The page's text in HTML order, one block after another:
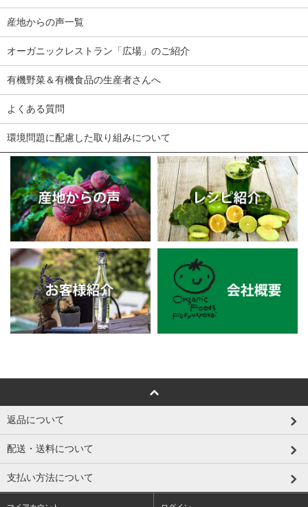
産地からの声一覧
オーガニックレストラン「広場」のご紹介
有機野菜＆有機食品の生産者さんへ
よくある質問
環境問題に配慮した取り組みについて
返品について
配送・送料について
支払い方法について